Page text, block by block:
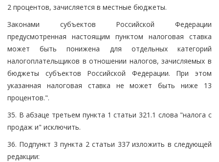
2 процентов, зачисляется в местные бюджеты.
Законами субъектов Российской Федерации
предусмотренная настоящим пунктом налоговая ставка
может быть понижена для отдельных категорий
налогоплательщиков в отношении налогов, зачисляемых в
бюджеты субъектов Российской Федерации. При этом
указанная налоговая ставка не может быть ниже 13
процентов.".
35. В абзаце третьем пункта 1 статьи 321.1 слова "налога с
продаж и" исключить.
36. Подпункт 3 пункта 2 статьи 337 изложить в следующей
редакции: